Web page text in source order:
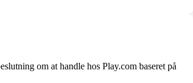
om at handle hos Play.com baseret på